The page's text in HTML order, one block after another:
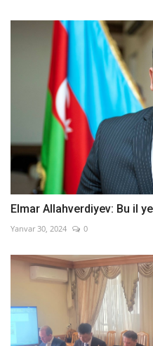
Elmar Allahverdiyev: Bu il
Yanvar 30, 2024 0